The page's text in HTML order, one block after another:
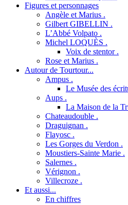
Figures et personnages
Angèle et Marius .
Gilbert GIBELLIN .
L’Abbé Volpato .
Michel LOQUÈS .
Voix de stentor .
Rose et Marius .
Autour de Tourtour...
Ampus .
Le Musée des
Aups .
La Maison de la
Chateaudouble .
Draguignan .
Flayosc .
Les Gorges du Verdon .
Moustiers-Sainte Marie .
Salernes .
Vérignon .
Villecroze .
Et aussi...
En chiffres